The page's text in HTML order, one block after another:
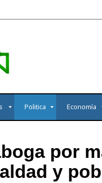
Politica Economía
por
y